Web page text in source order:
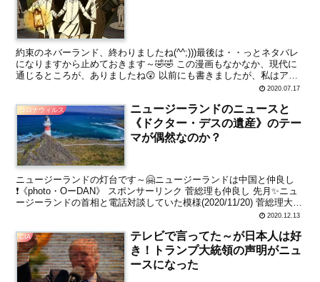
約束のネバーランド、終わりましたね(^^;)))最後は・・っとネタバレ
になりますから止めておきます～🤣🤣 この漫画もなかなか、現代に
通じるところが、ありましたね😲 以前にも書きましたが、私はアニ
2020.07.17
コロナウィルス
ニュージーランドのニュースと
《ドクター・デスの遺産》のテー
マが偶然なのか？
ニュージーランドの灯台です～🤗ニュージーランドは中国と仲良し
❗《photo・OーDAN》 スポンサーリンク 菅総理も仲良し 先月✨ニュ
ージーランドの首相と電話対談していた模様(2020/11/20) 菅総理大臣
2020.12.13
CIA
テレビで言ってた～が日本人は好
き！トランプ大統領の声明がニュ
ースになった